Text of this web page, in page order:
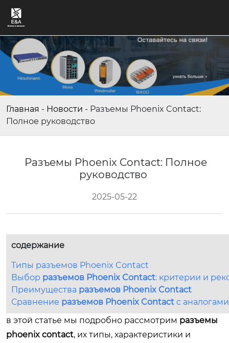
Главная - Новости - Разъемы Phoenix Contact:
Полное руководство
Разъемы Phoenix Contact: Полное
руководство
2025-05-22
содержание
Типы разъемов Phoenix Contact
Выбор разъемов Phoenix Contact: критерии и
Преимущества разъемов Phoenix Contact
Сравнение разъемов Phoenix Contact с аналогами
в этой статье мы подробно рассмотрим разъемы
phoenix contact, их типы, характеристики и